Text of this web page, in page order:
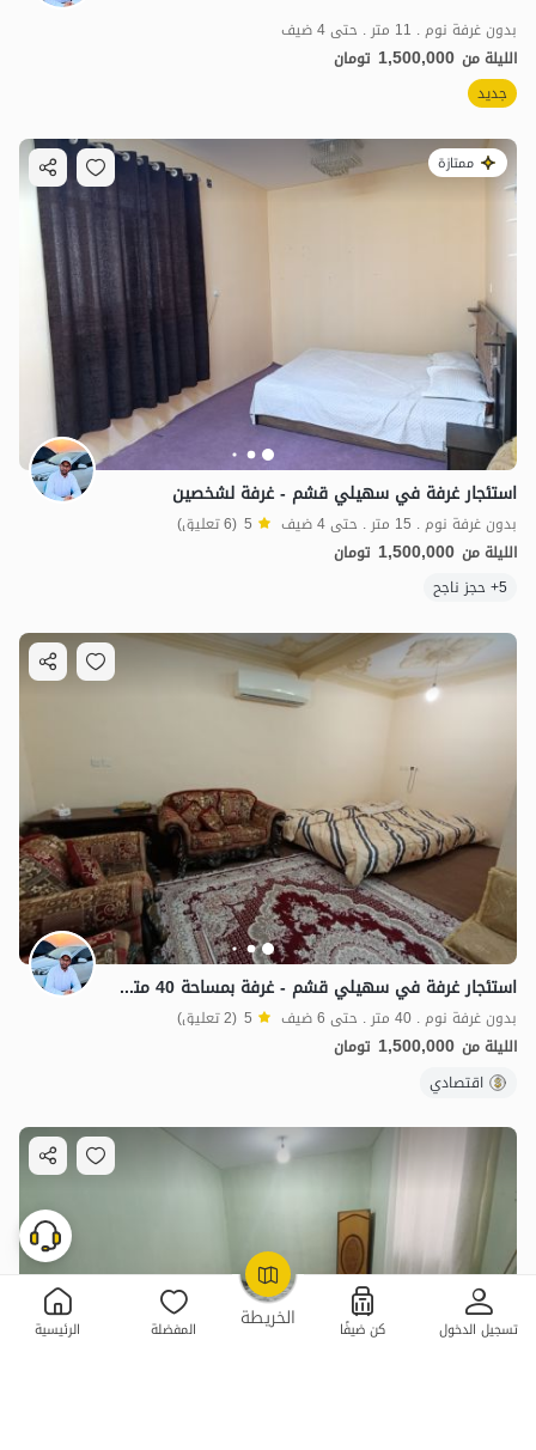
الخريطة تسجيل الدخول كن ضيفًا المفضلة الرئيسية
OpenStreetMap
بدون غرفة نوم . 11 متر . حتى 4 ضيف
الليلة من 1,500,000 تومان
جديد
ممتازة
استئجار غرفة في سهيلي قشم - غرفة لشخصين
بدون غرفة نوم . 15 متر . حتى 4 ضيف 5 (6 تعليق)
الليلة من 1,500,000 تومان
5+ حجز ناجح
استئجار غرفة في سهيلي قشم - غرفة بمساحة 40 مترًا مربعًا
بدون غرفة نوم . 40 متر . حتى 6 ضيف 5 (2 تعليق)
الليلة من 1,500,000 تومان
اقتصادي